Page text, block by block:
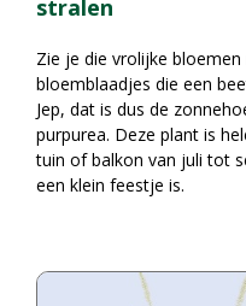
stralen
Zie je die vrolijke
bloemblaadjes die een
Jep, dat is dus de
purpurea. Deze plant is
tuin of balkon van juli tot
een klein feestje is.